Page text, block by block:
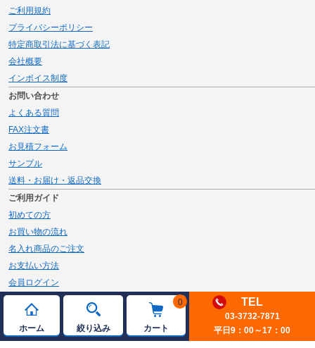
ホーム 絞り込み
0
カート
TEL
03-3732-7871
平日9：00～17：00
ご利用規約
プライバシーポリシー
特定商取引法に基づく表記
会社概要
インボイス制度
お問い合わせ
よくある質問
FAX注文書
お見積フォーム
サンプル
送料・お届け・返品交換
ご利用ガイド
初めての方
お買い物の流れ
名入れ商品のご注文
お支払い方法
会員ログイン
メルマガ登録
新規会員登録
ページトップへ